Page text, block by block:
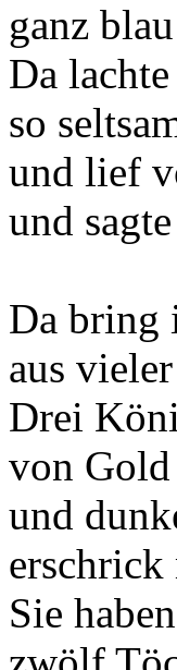
ganz
Da
so
und lief
und
Da bring
aus
Drei
von Gold
und
erschrick
Sie